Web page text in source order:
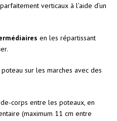
verticaux à l’aide d’un
en les répartissant
sur les marches avec des
corps entre les poteaux, en
(maximum 11 cm entre